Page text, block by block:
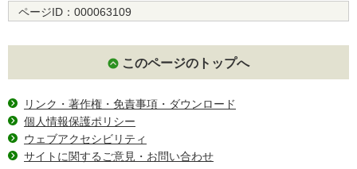
ページID： 000063109
このページのトップへ
リンク・著作権・免責事項・ダウンロード
個人情報保護ポリシー
ウェブアクセシビリティ
サイトに関するご意見・お問い合わせ